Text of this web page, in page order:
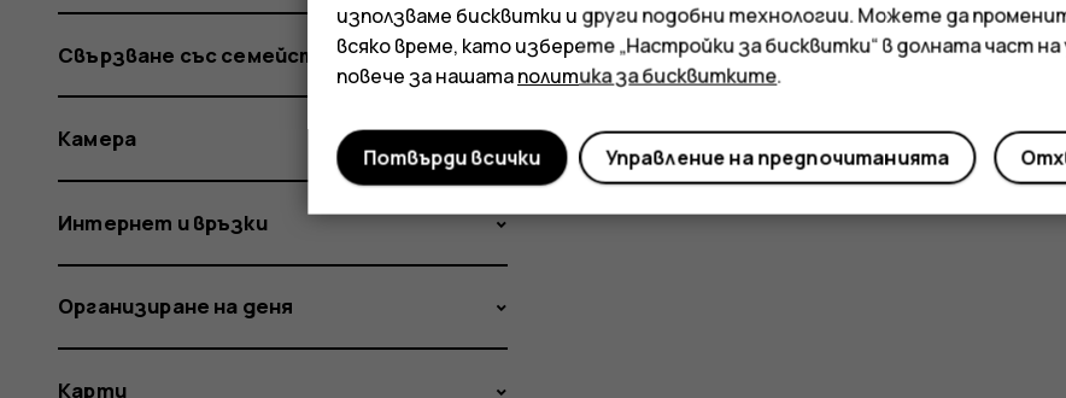
Свързване със семейство и приятели
Камера
Интернет и връзки
Организиране на деня
Карти
използваме бисквитки и други подобни технологии. Можете да
всяко време, като изберете „Настройки за бисквитки“ в долната част
повече за нашатаполитика за бисквитките.
Управление на предпочитанията
Потвърди всички